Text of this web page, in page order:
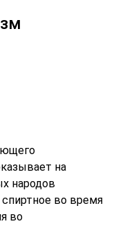
на
народов
во время
во